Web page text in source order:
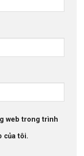
web trong trình
của tôi.